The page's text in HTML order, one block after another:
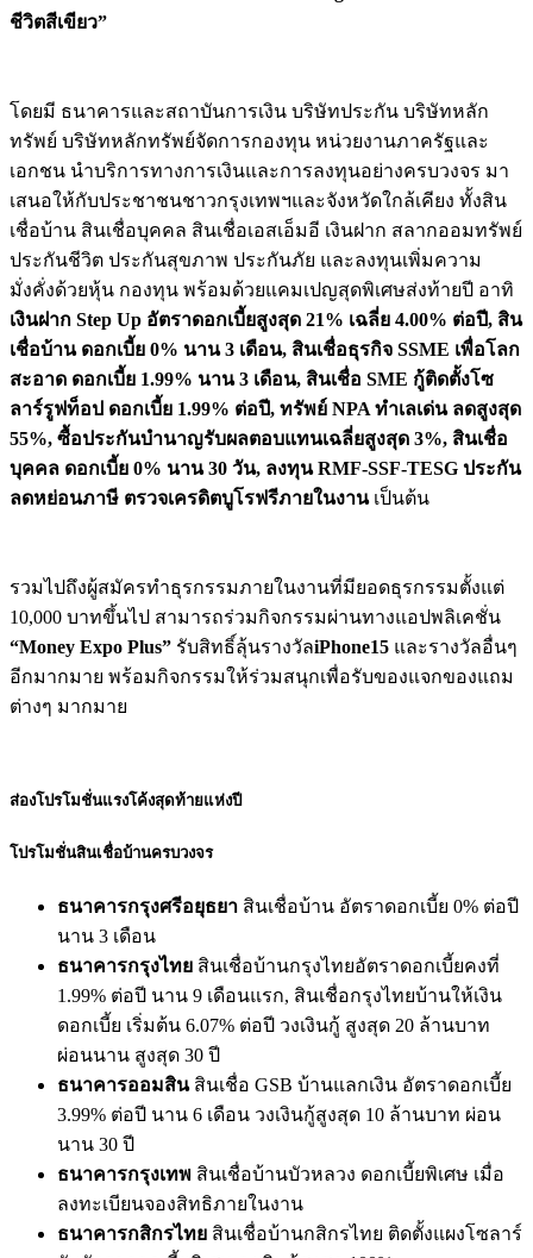
ชีวิตสีเขียว”
โดยมี ธนาคารและสถาบันการเงิน บริษัทประกัน บริษัทหลัก
ทรัพย์ บริษัทหลักทรัพย์จัดการกองทุน หน่วยงานภาครัฐและ
เอกชน นำบริการทางการเงินและการลงทุนอย่างครบวงจร มา
เสนอให้กับประชาชนชาวกรุงเทพฯและจังหวัดใกล้เคียง ทั้งสิน
เชื่อบ้าน สินเชื่อบุคคล สินเชื่อเอสเอ็มอี เงินฝาก สลากออมทรัพย์
ประกันชีวิต ประกันสุขภาพ ประกันภัย และลงทุนเพิ่มความ
มั่งคั่งด้วยหุ้น กองทุน พร้อมด้วยแคมเปญสุดพิเศษส่งท้ายปี อาทิ
เงินฝาก Step Up อัตราดอกเบี้ยสูงสุด 21% เฉลี่ย 4.00% ต่อปี, สิน
เชื่อบ้าน ดอกเบี้ย 0% นาน 3 เดือน, สินเชื่อธุรกิจ SSME เพื่อโลก
สะอาด ดอกเบี้ย 1.99% นาน 3 เดือน, สินเชื่อ SME กู้ติดตั้งโซ
ลาร์รูฟท็อป ดอกเบี้ย 1.99% ต่อปี, ทรัพย์ NPA ทำเลเด่น ลดสูงสุด
55%, ซื้อประกันบำนาญรับผลตอบแทนเฉลี่ยสูงสุด 3%, สินเชื่อ
บุคคล ดอกเบี้ย 0% นาน 30 วัน, ลงทุน RMF-SSF-TESG ประกัน
ลดหย่อนภาษี ตรวจเครดิตบูโรฟรีภายในงาน เป็นต้น
รวมไปถึงผู้สมัครทำธุรกรรมภายในงานที่มียอดธุรกรรมตั้งแต่
10,000 บาทขึ้นไป สามารถร่วมกิจกรรมผ่านทางแอปพลิเคชั่น
“Money Expo Plus” รับสิทธิ์ลุ้นรางวัลiPhone15 และรางวัลอื่นๆ
อีกมากมาย พร้อมกิจกรรมให้ร่วมสนุกเพื่อรับของแจกของแถม
ต่างๆ มากมาย
ส่องโปรโมชั่นแรงโค้งสุดท้ายแห่งปี
โปรโมชั่นสินเชื่อบ้านครบวงจร
ธนาคารกรุงศรีอยุธยา สินเชื่อบ้าน อัตราดอกเบี้ย 0% ต่อปี
นาน 3 เดือน
ธนาคารกรุงไทย สินเชื่อบ้านกรุงไทยอัตราดอกเบี้ยคงที่
1.99% ต่อปี นาน 9 เดือนแรก, สินเชื่อกรุงไทยบ้านให้เงิน
ดอกเบี้ย เริ่มต้น 6.07% ต่อปี วงเงินกู้ สูงสุด 20 ล้านบาท
ผ่อนนาน สูงสุด 30 ปี
ธนาคารออมสิน สินเชื่อ GSB บ้านแลกเงิน อัตราดอกเบี้ย
3.99% ต่อปี นาน 6 เดือน วงเงินกู้สูงสุด 10 ล้านบาท ผ่อน
นาน 30 ปี
ธนาคารกรุงเทพ สินเชื่อบ้านบัวหลวง ดอกเบี้ยพิเศษ เมื่อ
ลงทะเบียนจองสิทธิภายในงาน
ธนาคารกสิกรไทย สินเชื่อบ้านกสิกรไทย ติดตั้งแผงโซลาร์